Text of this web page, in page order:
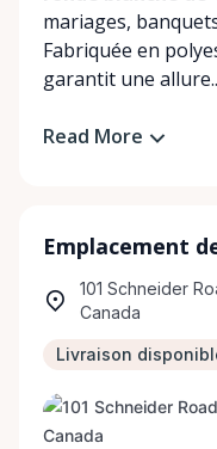
mariages,
Fabriquée en
garantit une
Read More
Emplacement
101 Schneider
Canada
Livraison